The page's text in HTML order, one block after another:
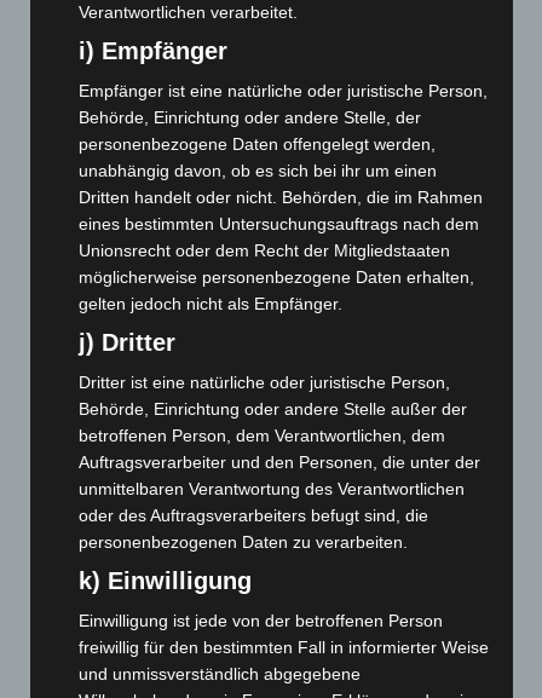
Januar 2026(122)
Dezember 2025(103)
November 2025 (114)
Oktober 2025 (112)
September 2025
(93)
August 2025(90)
Juli 2025(90)
Juni 2025(103)
Mai 2025(112)
April 2025(88)
März 2025(111)
Februar 2025(96)
Januar 2025
Dezember 2024(89)
November 2024(94)
September 2024
(112)
August 2024(107)
Juli 2024 (89)
Verantwortlichen verarbeitet.
i) Empfänger
Empfänger ist eine natürliche oder juristische Person,
Behörde, Einrichtung oder andere Stelle, der
personenbezogene Daten offengelegt werden,
unabhängig davon, ob es sich bei ihr um einen
Dritten handelt oder nicht. Behörden, die im Rahmen
eines bestimmten Untersuchungsauftrags nach dem
Unionsrecht oder dem Recht der Mitgliedstaaten
möglicherweise personenbezogene Daten erhalten,
gelten jedoch nicht als Empfänger.
j) Dritter
Dritter ist eine natürliche oder juristische Person,
Behörde, Einrichtung oder andere Stelle außer der
betroffenen Person, dem Verantwortlichen, dem
Auftragsverarbeiter und den Personen, die unter der
unmittelbaren Verantwortung des Verantwortlichen
oder des Auftragsverarbeiters befugt sind, die
personenbezogenen Daten zu verarbeiten.
k) Einwilligung
Einwilligung ist jede von der betroffenen Person
freiwillig für den bestimmten Fall in informierter Weise
und unmissverständlich abgegebene